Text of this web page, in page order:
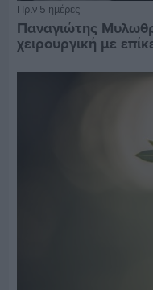
Πριν 5 ημέρες
Παναγιώτης
χειρουργική με